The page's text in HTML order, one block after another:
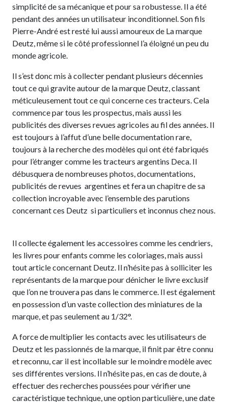
simplicité de sa mécanique et pour sa robustesse. Il a été
pendant des années un utilisateur inconditionnel. Son fils
Pierre-André est resté lui aussi amoureux de La marque
Deutz, même si le côté professionnel l’a éloigné un peu du
monde agricole.
Il s’est donc mis à collecter pendant plusieurs décennies
tout ce qui gravite autour de la marque Deutz, classant
méticuleusement tout ce qui concerne ces tracteurs. Cela
commence par tous les prospectus, mais aussi les
publicités des diverses revues agricoles au fil des années. Il
est toujours à l’affut d’une belle documentation rare,
toujours à la recherche des modèles qui ont été fabriqués
pour l’étranger comme les tracteurs argentins Deca. Il
débusquera de nombreuses photos, documentations,
publicités de revues argentines et fera un chapitre de sa
collection incroyable avec l’ensemble des parutions
concernant ces Deutz si particuliers et inconnus chez nous.
Il collecte également les accessoires comme les cendriers,
les livres pour enfants comme les coloriages, mais aussi
tout article concernant Deutz. Il n’hésite pas à solliciter les
représentants de la marque pour dénicher le livre exclusif
que l’on ne trouvera pas dans le commerce. Il est également
en possession d’un vaste collection des miniatures de la
marque, et pas seulement au 1/32°.
A force de multiplier les contacts avec les utilisateurs de
Deutz et les passionnés de la marque, il finit par être connu
et reconnu, car il est incollable sur le moindre modèle avec
ses différentes versions. Il n’hésite pas, en cas de doute, à
effectuer des recherches poussées pour vérifier une
caractéristique technique, une option particulière, une date